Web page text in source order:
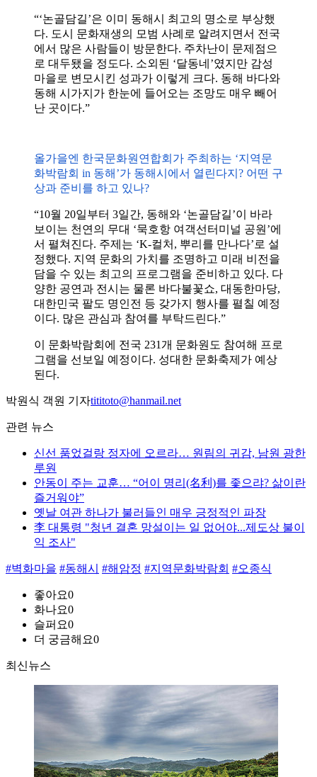
“‘논골담길’은 이미 동해시 최고의 명소로 부상했
다. 도시 문화재생의 모범 사례로 알려지면서 전국
에서 많은 사람들이 방문한다. 주차난이 문제점으
로 대두됐을 정도다. 소외된 ‘달동네’였지만 감성
마을로 변모시킨 성과가 이렇게 크다. 동해 바다와
동해 시가지가 한눈에 들어오는 조망도 매우 빼어
난 곳이다.”
올가을엔 한국문화원연합회가 주최하는 ‘지역문
화박람회 in 동해’가 동해시에서 열린다지? 어떤 구
상과 준비를 하고 있나?
“10월 20일부터 3일간, 동해와 ‘논골담길’이 바라
보이는 천연의 무대 ‘묵호항 여객선터미널 공원’에
서 펼쳐진다. 주제는 ‘K-컬처, 뿌리를 만나다’로 설
정했다. 지역 문화의 가치를 조명하고 미래 비전을
담을 수 있는 최고의 프로그램을 준비하고 있다. 다
양한 공연과 전시는 물론 바다불꽃쇼, 대동한마당,
대한민국 팔도 명인전 등 갖가지 행사를 펼칠 예정
이다. 많은 관심과 참여를 부탁드린다.”
이 문화박람회에 전국 231개 문화원도 참여해 프로
그램을 선보일 예정이다. 성대한 문화축제가 예상
된다.
박원식 객원 기자tititoto@hanmail.net
관련 뉴스
신선 품었걸랑 정자에 오르라… 원림의 귀감, 남원 광한
루원
안동이 주는 교훈… “어이 명리(名利)를 좇으랴? 삶이란
즐거워야”
옛날 여관 하나가 불러들인 매우 긍정적인 파장
李 대통령 "청년 결혼 망설이는 일 없어야...제도상 불이
익 조사"
#벽화마을 #동해시 #해암정 #지역문화박람회 #오종식
좋아요0
화나요0
슬퍼요0
더 궁금해요0
최신뉴스